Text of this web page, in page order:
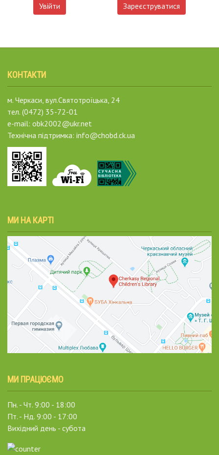
Увійти Зареєструватися
КОНТАКТИ
м. Черкаси, вул.Святотроїцька, 24
тел. (0472) 35-72-01
e-mail: obk2002@ukr.net
Технічна підтримка: info@chobd.ck.ua
МИ НА КАРТІ
МИ ПРАЦЮЄМО
Пн. - Чт. 9:00 - 18:00
Пт. - Нд. 9:00 - 17:00
Вихідний день - субота